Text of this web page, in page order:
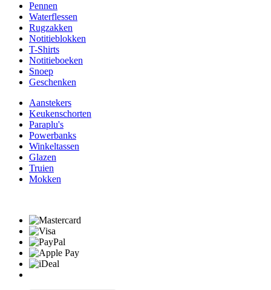
Pennen
Waterflessen
Rugzakken
Notitieblokken
T-Shirts
Notitieboeken
Snoep
Geschenken
Aanstekers
Keukenschorten
Paraplu's
Powerbanks
Winkeltassen
Glazen
Truien
Mokken